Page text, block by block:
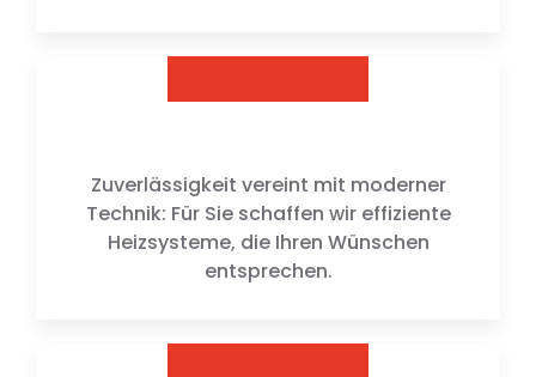
Zuverlässigkeit vereint mit moderner
Technik: Für Sie schaffen wir effiziente
Heizsysteme, die Ihren Wünschen
entsprechen.